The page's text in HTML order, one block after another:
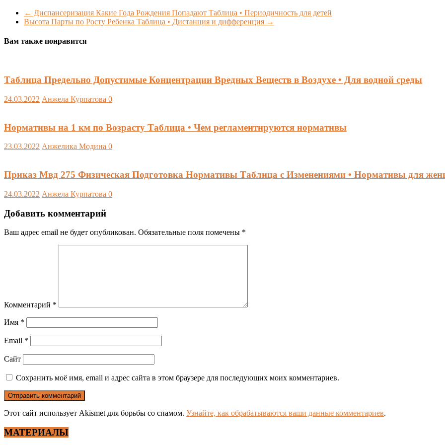
← Диспансеризация Какие Года Рождения Попадают Таблица • Периодичность для детей
Высота Парты по Росту Ребенка Таблица • Дистанция и дифференция →
Вам также понравится
Таблица Предельно Допустимые Концентрации Вредных Веществ в Воздухе • Для водной среды
24.03.2022 Анжела Курпатова 0
Нормативы на 1 км по Возрасту Таблица • Чем регламентируются нормативы
23.03.2022 Анжелика Модина 0
Приказ Мвд 275 Физическая Подготовка Нормативы Таблица с Изменениями • Нормативы для
24.03.2022 Анжела Курпатова 0
Добавить комментарий
Ваш адрес email не будет опубликован. Обязательные поля помечены *
Комментарий *
Имя *
Email *
Сайт
Сохранить моё имя, email и адрес сайта в этом браузере для последующих моих комментариев.
Этот сайт использует Akismet для борьбы со спамом. Узнайте, как обрабатываются ваши данные комментариев.
МАТЕРИАЛЫ